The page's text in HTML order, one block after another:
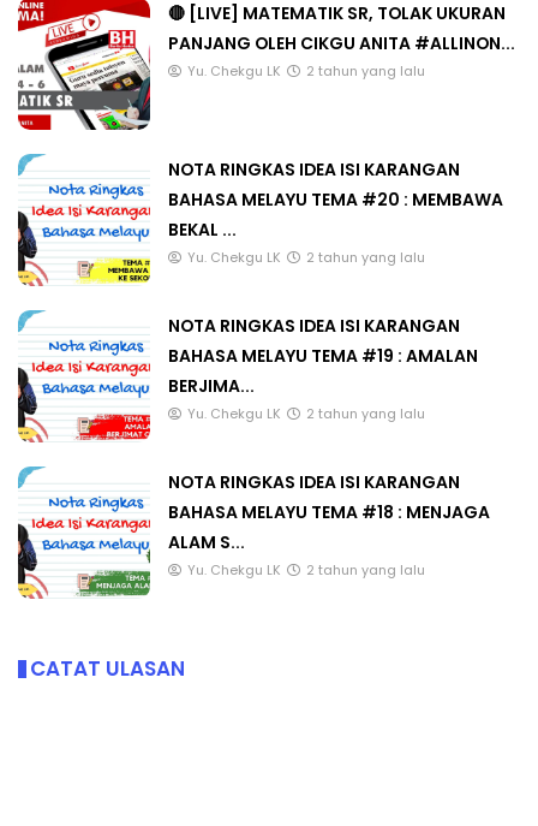
🔴 [LIVE] MATEMATIK SR, TOLAK UKURAN
PANJANG OLEH CIKGU ANITA #ALLINON...
Yu. Chekgu LK 2 tahun yang lalu
NOTA RINGKAS IDEA ISI KARANGAN
BAHASA MELAYU TEMA #20 : MEMBAWA
BEKAL ...
Yu. Chekgu LK 2 tahun yang lalu
NOTA RINGKAS IDEA ISI KARANGAN
BAHASA MELAYU TEMA #19 : AMALAN
BERJIMA...
Yu. Chekgu LK 2 tahun yang lalu
NOTA RINGKAS IDEA ISI KARANGAN
BAHASA MELAYU TEMA #18 : MENJAGA
ALAM S...
Yu. Chekgu LK 2 tahun yang lalu
CATAT ULASAN